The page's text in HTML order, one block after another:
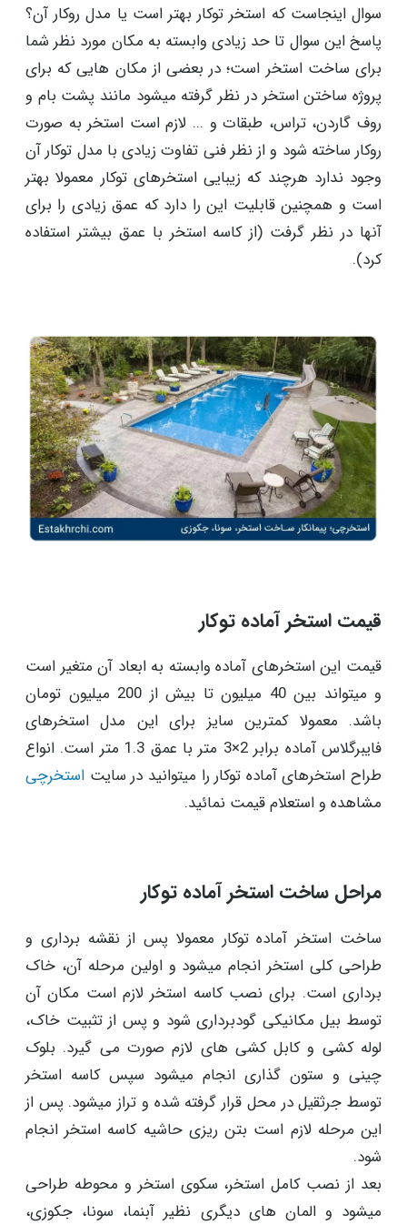
سوال اینجاست که استخر توکار بهتر است یا مدل روکار آن؟
پاسخ این سوال تا حد زیادی وابسته به مکان مورد نظر شما
برای ساخت استخر است؛ در بعضی از مکان هایی که برای
پروژه ساختن استخر در نظر گرفته میشود مانند پشت بام و
روف گاردن، تراس، طبقات و ... لازم است استخر به صورت
روکار ساخته شود و از نظر فنی تفاوت زیادی با مدل توکار آن
وجود ندارد هرچند که زیبایی استخرهای توکار معمولا بهتر
است و همچنین قابلیت این را دارد که عمق زیادی را برای
آنها در نظر گرفت (از کاسه استخر با عمق بیشتر استفاده
کرد).
قیمت استخر آماده توکار
قیمت این استخرهای آماده وابسته به ابعاد آن متغیر است
و میتواند بین 40 میلیون تا بیش از 200 میلیون تومان
باشد. معمولا کمترین سایز برای این مدل استخرهای
فایبرگلاس آماده برابر 2×3 متر با عمق 1.3 متر است. انواع
طراح استخرهای آماده توکار را میتوانید در سایتاستخرچی
مشاهده و استعلام قیمت نمائید.
مراحل ساخت استخر آماده توکار
ساخت استخر آماده توکار معمولا پس از نقشه برداری و
طراحی کلی استخر انجام میشود و اولین مرحله آن، خاک
برداری است. برای نصب کاسه استخر لازم است مکان آن
توسط بیل مکانیکی گودبرداری شود و پس از تثبیت خاک،
لوله کشی و کابل کشی های لازم صورت می گیرد. بلوک
چینی و ستون گذاری انجام میشود سپس کاسه استخر
توسط جرثقیل در محل قرار گرفته شده و تراز میشود. پس از
این مرحله لازم است بتن ریزی حاشیه کاسه استخر انجام
شود.
بعد از نصب کامل استخر، سکوی استخر و محوطه طراحی
میشود و المان های دیگری نظیر آبنما، سونا، جکوزی،